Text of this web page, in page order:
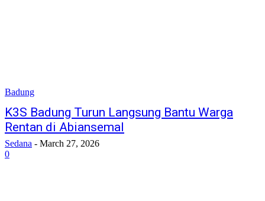
Badung
K3S Badung Turun Langsung Bantu Warga
Rentan di Abiansemal
Sedana - March 27, 2026
0